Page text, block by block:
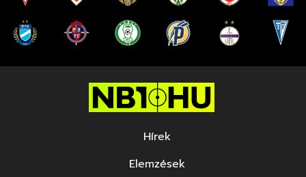
Hírek
Elemzések